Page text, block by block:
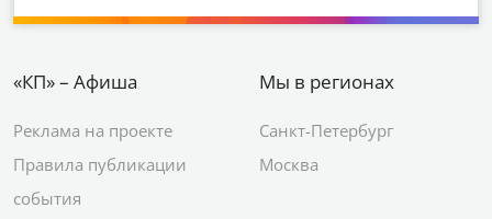
«КП» – Афиша
Реклама на проекте
Правила публикации
события
Мы в регионах
Санкт-Петербург
Москва